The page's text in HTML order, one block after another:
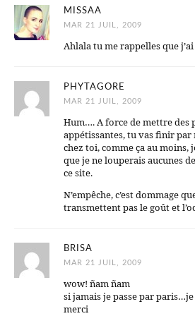
MISSAA
MAR 21 JUIL, 2009
Ahlala tu me rappelles que
PHYTAGORE
MAR 21 JUIL, 2009
Hum…. A force de mettre des
appétissantes, tu vas finir
chez toi, comme ça au moins,
que je ne louperais aucunes
ce site.
N’empêche, c’est dommage
transmettent pas le goût et
BRISA
MAR 21 JUIL, 2009
wow! ñam ñam
si jamais je passe par
merci